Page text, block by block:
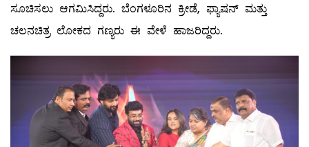
ಸೂಚಿಸಲು ಆಗಮಿಸಿದ್ದರು. ಬೆಂಗಳೂರಿನ ಕ್ರೀಡೆ, ಫ್ಯಾಷನ್ ಮತ್ತು
ಚಲನಚಿತ್ರ ಲೋಕದ ಗಣ್ಯರು ಈ ವೇಳೆ ಹಾಜರಿದ್ದರು.